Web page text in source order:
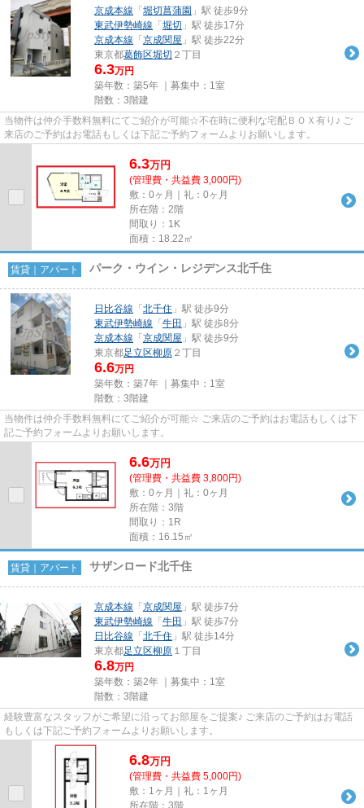
京成本線 「 堀切菖蒲園 」駅 徒歩9分
東武伊勢崎線 「 堀切 」駅 徒歩17分
京成本線 「 京成関屋 」駅 徒歩22分
東京都葛飾区堀切 ２丁目
6.3万円
築年数：築5年 ｜募集中： 1室
階数：3階建
当物件は仲介手数料無料にてご紹介が可能☆不在時に便利な宅配ＢＯＸ有り♪ ご
来店のご予約はお電話もしくは下記ご予約フォームよりお願いします。
6.3万円
(管理費・共益費 3,000円)
敷：0ヶ月｜礼：0ヶ月
所在階：2階
間取り：1K
面積：18.22㎡
賃貸｜アパート パーク・ウイン・レジデンス北千住
日比谷線 「 北千住 」駅 徒歩9分
東武伊勢崎線 「 牛田 」駅 徒歩8分
京成本線 「 京成関屋 」駅 徒歩9分
東京都足立区柳原 ２丁目
6.6万円
築年数：築7年 ｜募集中： 1室
階数：3階建
当物件は仲介手数料無料にてご紹介が可能☆ ご来店のご予約はお電話もしくは下
記ご予約フォームよりお願いします。
6.6万円
(管理費・共益費 3,800円)
敷：0ヶ月｜礼：0ヶ月
所在階：3階
間取り：1R
面積：16.15㎡
賃貸｜アパート サザンロード北千住
京成本線 「 京成関屋 」駅 徒歩7分
東武伊勢崎線 「 牛田 」駅 徒歩7分
日比谷線 「 北千住 」駅 徒歩14分
東京都足立区柳原 １丁目
6.8万円
築年数：築2年 ｜募集中： 1室
階数：3階建
経験豊富なスタッフがご希望に沿ってお部屋をご提案♪ ご来店のご予約はお電話
もしくは下記ご予約フォームよりお願いします。
6.8万円
(管理費・共益費 5,000円)
敷：1ヶ月｜礼：1ヶ月
所在階：3階